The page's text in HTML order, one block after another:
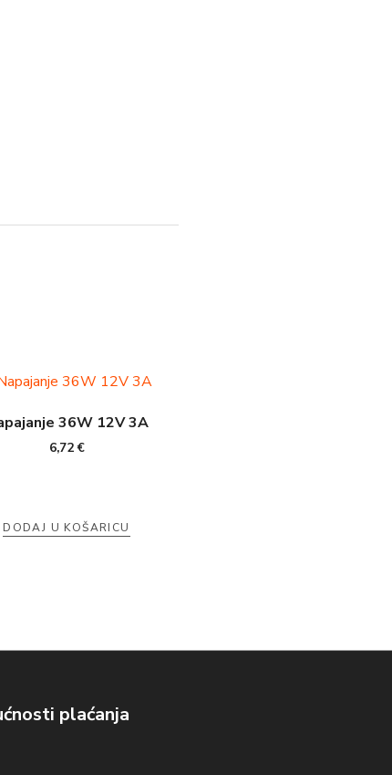
36W 12V 3A
6,72€
DODAJ U KOŠARICU
plaćanja